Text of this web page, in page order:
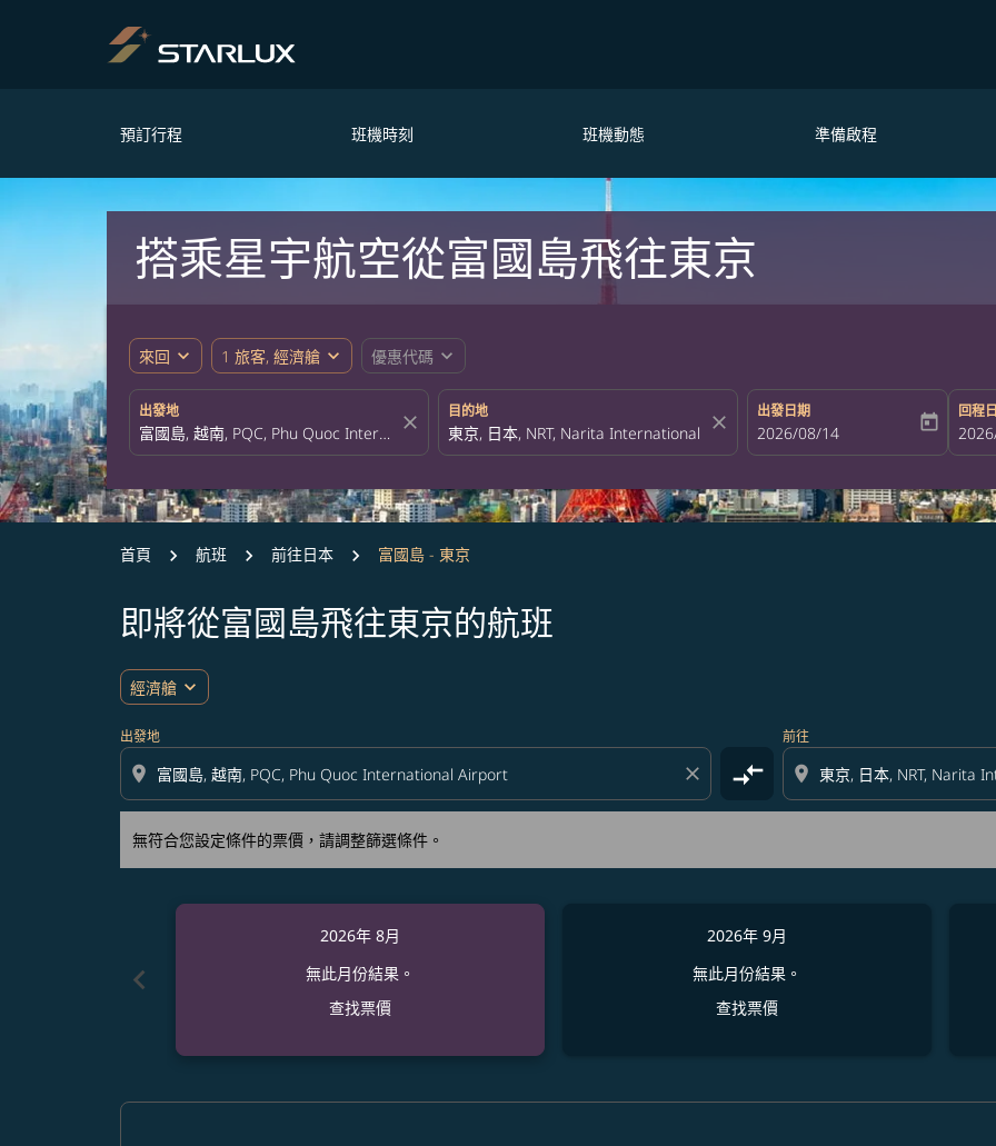
預訂行程 班機時刻 班機動態 準備啟程
搭乘星宇航空從富國島飛往東京
來回 expand_more 1 旅客, 經濟艙 expand_more 優惠代碼 expand_more
出發地
close
目的地
close
出發日期
fc-booking-departure-date-aria-
2026/08/14 today
回程
fc-
首頁 航班 前往日本 富國島 - 東京
即將從富國島飛往東京的航班
經濟艙 expand_more
出發地
location_on close compare_arrows
前往
location_on
無符合您設定條件的票價，請調整篩選條件。
無符合您設定條件的票價，請調整篩選條件。
chevron_left
2026年 8月
無此月份結果。
查找票價
2026年 9月
無此月份結果。
查找票價